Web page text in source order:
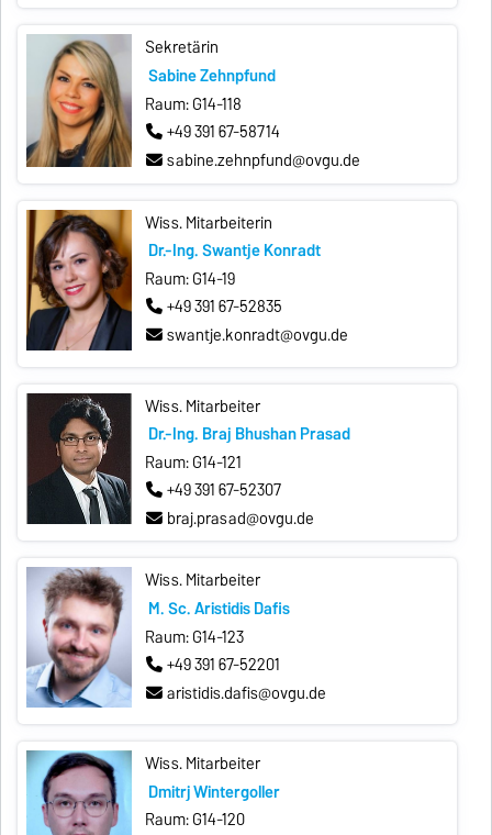
Sekretärin
Sabine Zehnpfund
Raum: G14-118
+49 391 67-58714
sabine.zehnpfund@ovgu.de
Wiss. Mitarbeiterin
Dr.-Ing. Swantje Konradt
Raum: G14-19
+49 391 67-52835
swantje.konradt@ovgu.de
Wiss. Mitarbeiter
Dr.-Ing. Braj Bhushan Prasad
Raum: G14-121
+49 391 67-52307
braj.prasad@ovgu.de
Wiss. Mitarbeiter
M. Sc. Aristidis Dafis
Raum: G14-123
+49 391 67-52201
aristidis.dafis@ovgu.de
Wiss. Mitarbeiter
Dmitrij Wintergoller
Raum: G14-120